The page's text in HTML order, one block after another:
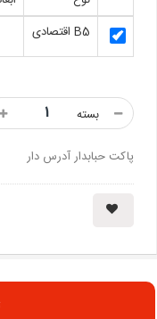
B5 اقتصادی
بسته
پاکت حبابدار آدرس دار